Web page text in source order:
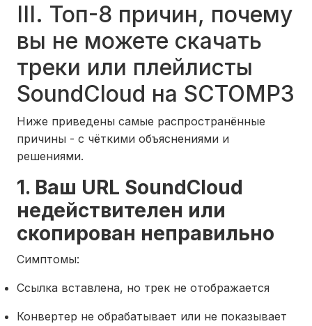
III. Топ-8 причин, почему
вы не можете скачать
треки или плейлисты
SoundCloud на SCTOMP3
Ниже приведены самые распространённые
причины - с чёткими объяснениями и
решениями.
1. Ваш URL SoundCloud
недействителен или
скопирован неправильно
Симптомы:
Ссылка вставлена, но трек не отображается
Конвертер не обрабатывает или не показывает